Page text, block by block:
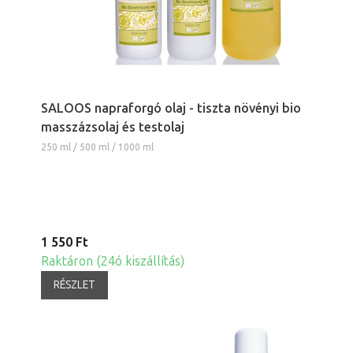
SALOOS napraforgó olaj - tiszta növényi bio
masszázsolaj és testolaj
250 ml / 500 ml / 1000 ml
1 550 Ft
Raktáron (24ó kiszállítás)
RÉSZLET